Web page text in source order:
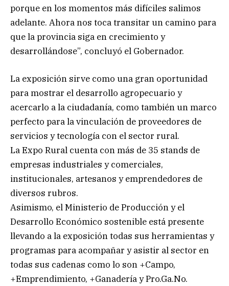
porque en los momentos más difíciles salimos
adelante. Ahora nos toca transitar un camino para
que la provincia siga en crecimiento y
desarrollándose”, concluyó el Gobernador.
La exposición sirve como una gran oportunidad
para mostrar el desarrollo agropecuario y
acercarlo a la ciudadanía, como también un marco
perfecto para la vinculación de proveedores de
servicios y tecnología con el sector rural.
La Expo Rural cuenta con más de 35 stands de
empresas industriales y comerciales,
institucionales, artesanos y emprendedores de
diversos rubros.
Asimismo, el Ministerio de Producción y el
Desarrollo Económico sostenible está presente
llevando a la exposición todas sus herramientas y
programas para acompañar y asistir al sector en
todas sus cadenas como lo son +Campo,
+Emprendimiento, +Ganadería y Pro.Ga.No.